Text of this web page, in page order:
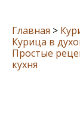
Главная >
Курица в
Простые
кухня